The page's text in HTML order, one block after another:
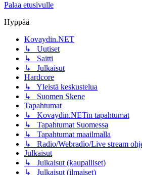
Palaa etusivulle
Hyppää
Kovaydin.NET
↳ Uutiset
↳ Saitti
↳ Julkaisut
Hardcore
↳ Yleistä keskustelua
↳ Suomen Skene
Tapahtumat
↳ Kovaydin.NETin tapahtumat
↳ Tapahtumat Suomessa
↳ Tapahtumat maailmalla
↳ Radio/Webradio/Live stream
Julkaisut
↳ Julkaisut (kaupalliset)
↳ Julkaisut (ilmaiset)